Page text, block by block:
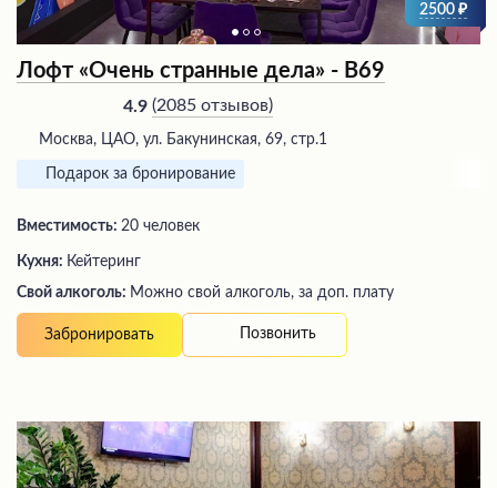
2500
Лофт «Очень странные дела» - В69
4.9 (2085 отзывов)
Москва, ЦАО, ул. Бакунинская, 69, стр.1
Подарок за бронирование
Вместимость: 20 человек
Кухня: Кейтеринг
Свой алкоголь: Можно свой алкоголь, за доп. плату
Забронировать Позвонить